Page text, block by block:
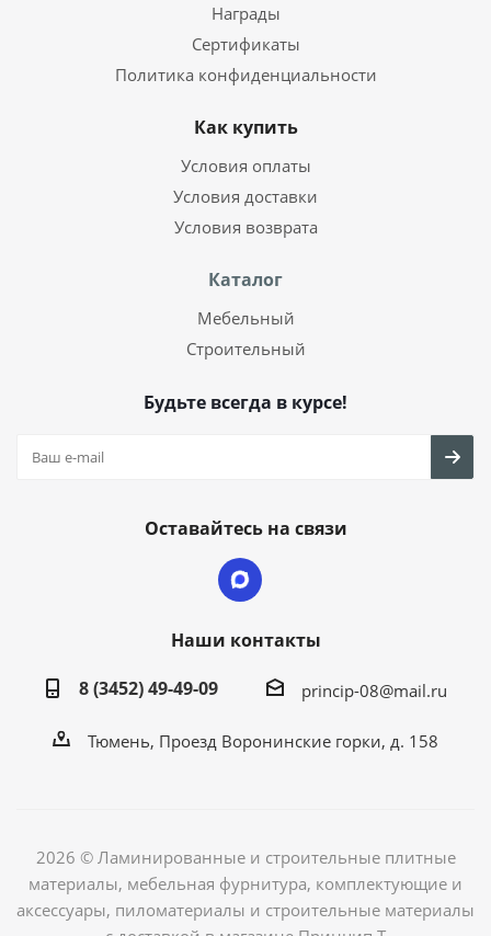
Награды
Сертификаты
Политика конфиденциальности
Как купить
Условия оплаты
Условия доставки
Условия возврата
Каталог
Мебельный
Строительный
Будьте всегда в курсе!
Оставайтесь на связи
Наши контакты
8 (3452) 49-49-09
princip-08@mail.ru
Тюмень, Проезд Воронинские горки, д. 158
2026 © Ламинированные и строительные плитные
материалы, мебельная фурнитура, комплектующие и
аксессуары, пиломатериалы и строительные материалы